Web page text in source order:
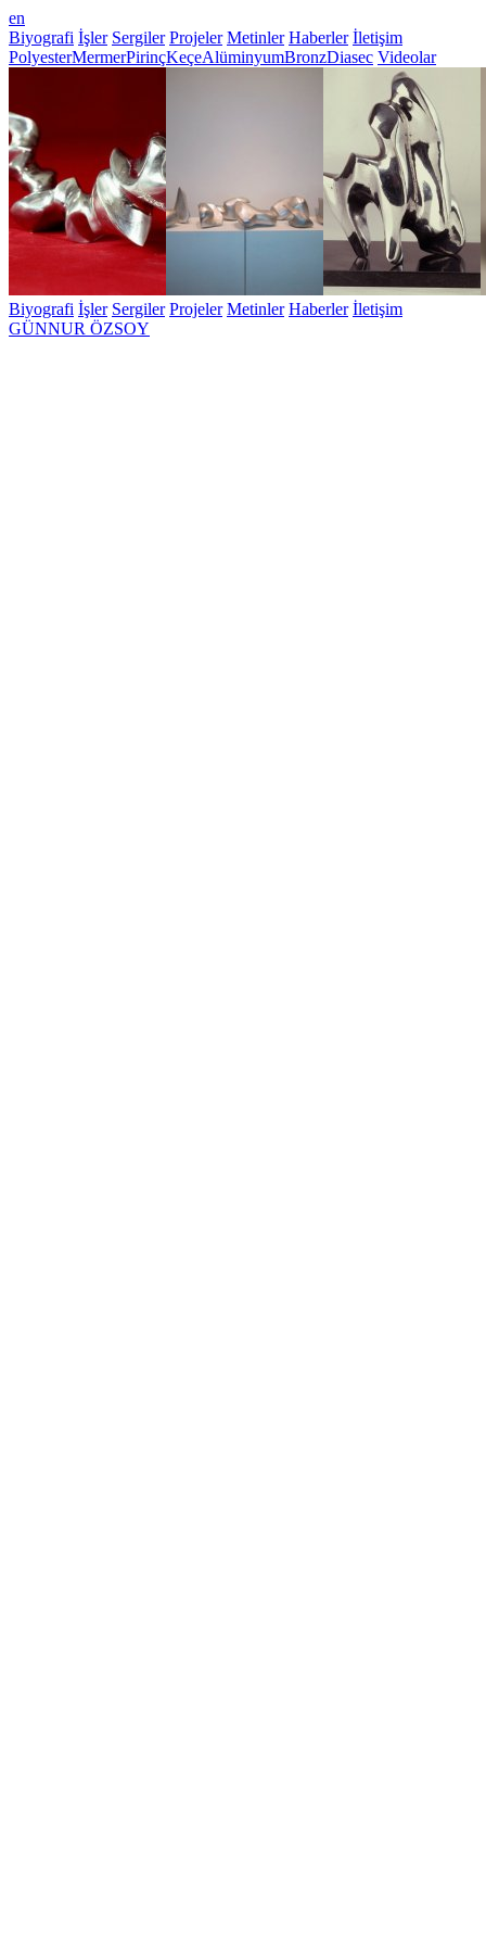
en
Biyografi İşler Sergiler Projeler Metinler Haberler İletişim
PolyesterMermerPirinçKeçeAlüminyumBronzDiasec Videolar
Biyografi İşler Sergiler Projeler Metinler Haberler İletişim
GÜNNUR ÖZSOY